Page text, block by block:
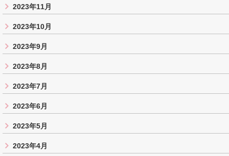
2023年11月
2023年10月
2023年9月
2023年8月
2023年7月
2023年6月
2023年5月
2023年4月